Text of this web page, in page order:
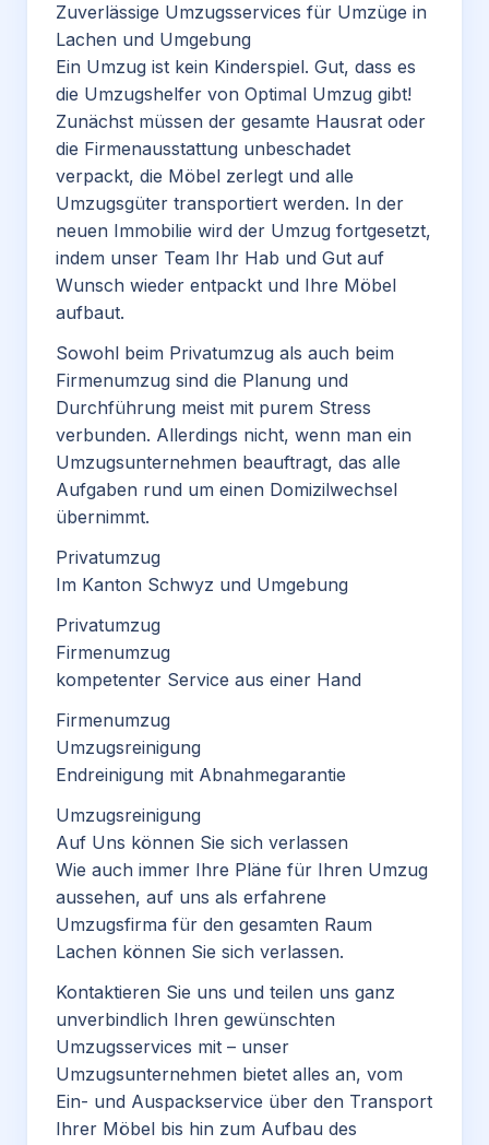
Zuverlässige Umzugsservices für Umzüge in
Lachen und Umgebung
Ein Umzug ist kein Kinderspiel. Gut, dass es
die Umzugshelfer von Optimal Umzug gibt!
Zunächst müssen der gesamte Hausrat oder
die Firmenausstattung unbeschadet
verpackt, die Möbel zerlegt und alle
Umzugsgüter transportiert werden. In der
neuen Immobilie wird der Umzug fortgesetzt,
indem unser Team Ihr Hab und Gut auf
Wunsch wieder entpackt und Ihre Möbel
aufbaut.
Sowohl beim Privatumzug als auch beim
Firmenumzug sind die Planung und
Durchführung meist mit purem Stress
verbunden. Allerdings nicht, wenn man ein
Umzugsunternehmen beauftragt, das alle
Aufgaben rund um einen Domizilwechsel
übernimmt.
Privatumzug
Im Kanton Schwyz und Umgebung
Privatumzug
Firmenumzug
kompetenter Service aus einer Hand
Firmenumzug
Umzugsreinigung
Endreinigung mit Abnahmegarantie
Umzugsreinigung
Auf Uns können Sie sich verlassen
Wie auch immer Ihre Pläne für Ihren Umzug
aussehen, auf uns als erfahrene
Umzugsfirma für den gesamten Raum
Lachen können Sie sich verlassen.
Kontaktieren Sie uns und teilen uns ganz
unverbindlich Ihren gewünschten
Umzugsservices mit – unser
Umzugsunternehmen bietet alles an, vom
Ein- und Auspackservice über den Transport
Ihrer Möbel bis hin zum Aufbau des